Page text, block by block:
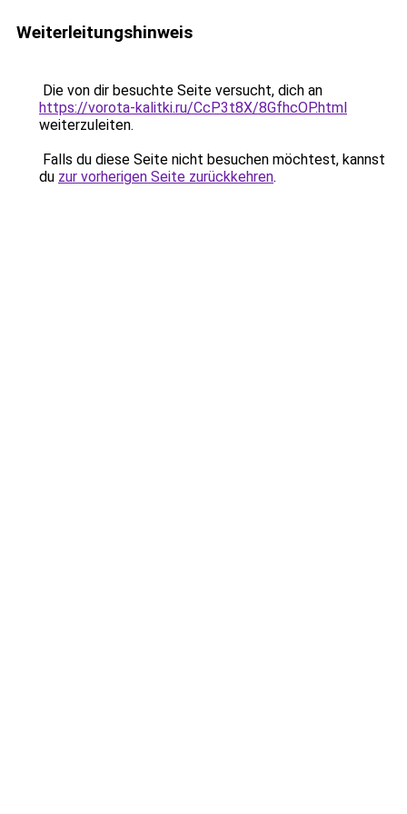
Weiterleitungshinweis
Die von dir besuchte Seite versucht, dich an
https://vorota-kalitki.ru/CcP3t8X/8GfhcOP.html
weiterzuleiten.
Falls du diese Seite nicht besuchen möchtest, kannst
du zur vorherigen Seite zurückkehren.